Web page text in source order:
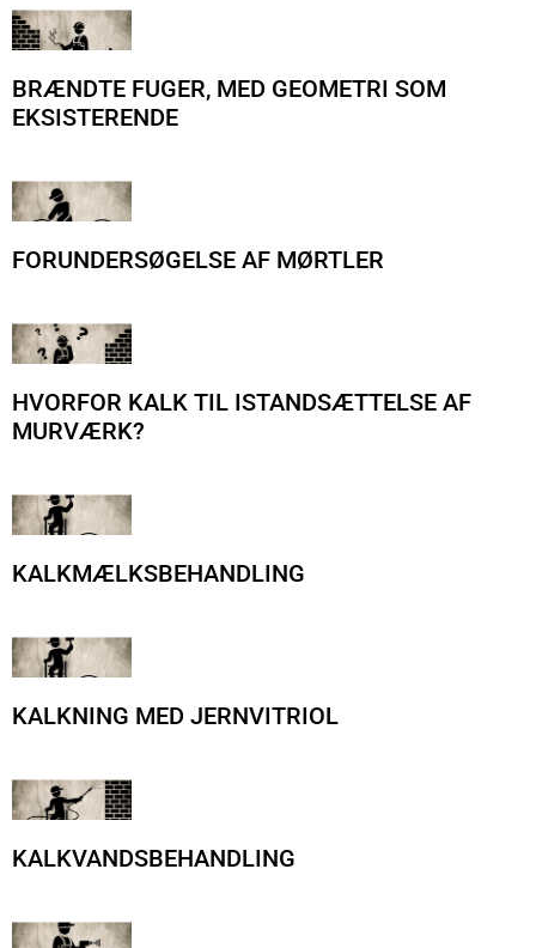
BRÆNDTE FUGER, MED GEOMETRI SOM
EKSISTERENDE
FORUNDERSØGELSE AF MØRTLER
HVORFOR KALK TIL ISTANDSÆTTELSE AF
MURVÆRK?
KALKMÆLKSBEHANDLING
KALKNING MED JERNVITRIOL
KALKVANDSBEHANDLING